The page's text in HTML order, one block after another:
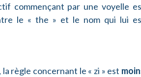
commençant par une voyelle
le « the » et le nom qui lui
règle concernant le « zi » est